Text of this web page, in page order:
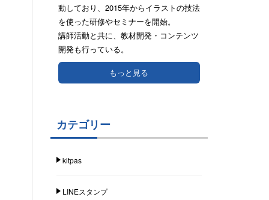
動しており、2015年からイラストの技法
を使った研修やセミナーを開始。
講師活動と共に、教材開発・コンテンツ
開発も行っている。
もっと見る
カテゴリー
kitpas
LINEスタンプ